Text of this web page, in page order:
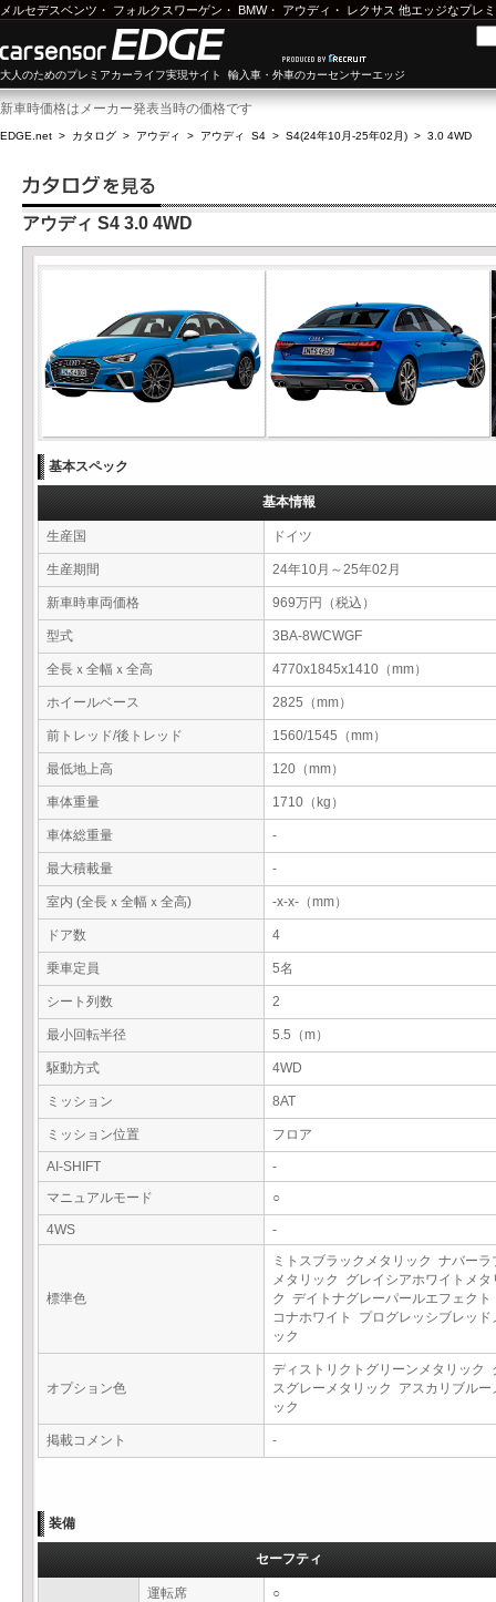
メルセデスベンツ ・ フォルクスワーゲン ・ BMW・ アウディ ・ レクサス 他エッジなプレ
大人のためのプレミアカーライフ実現サイト 輸入車・外車のカーセンサーエッジ
新車時価格はメーカー発表当時の価格です
EDGE.net > カタログ > アウディ > アウディ S4 > S4(24年10月-25年02月) > 3.0 4WD
アウディ S4 3.0 4WD
基本スペック
基本情報
生産国 ドイツ
生産期間 24年10月～25年02月
新車時車両価格 969万円（税込）
型式 3BA-8WCWGF
全長ｘ全幅ｘ全高 4770x1845x1410（mm）
ホイールベース 2825（mm）
前トレッド/後トレッド 1560/1545（mm）
最低地上高 120（mm）
車体重量 1710（kg）
車体総重量 -
最大積載量 -
室内 (全長ｘ全幅ｘ全高) -x-x-（mm）
ドア数 4
乗車定員 5名
シート列数 2
最小回転半径 5.5（m）
駆動方式 4WD
ミッション 8AT
ミッション位置 フロア
AI-SHIFT
-
マニュアルモード
○
4WS -
標準色
ミトスブラックメタリック ナバーラ
メタリック グレイシアホワイトメタ
ク デイトナグレーパールエフェク
コナホワイト プログレッシブレッド
ック
オプション色
ディストリクトグリーンメタリック
スグレーメタリック アスカリブルー
ック
掲載コメント -
装備
セーフティ
運転席 ○